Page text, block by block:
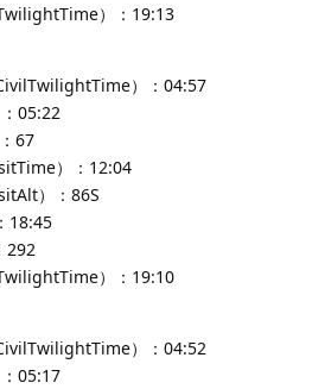
）：19:13
）：04:57
05:22
67
）：12:04
）：86S
18:45
292
）：19:10
）：04:52
05:17